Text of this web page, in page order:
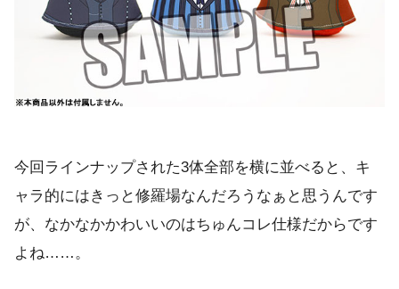
今回ラインナップされた3体全部を横に並べると、キ
ャラ的にはきっと修羅場なんだろうなぁと思うんです
が、なかなかかわいいのはちゅんコレ仕様だからです
よね……。